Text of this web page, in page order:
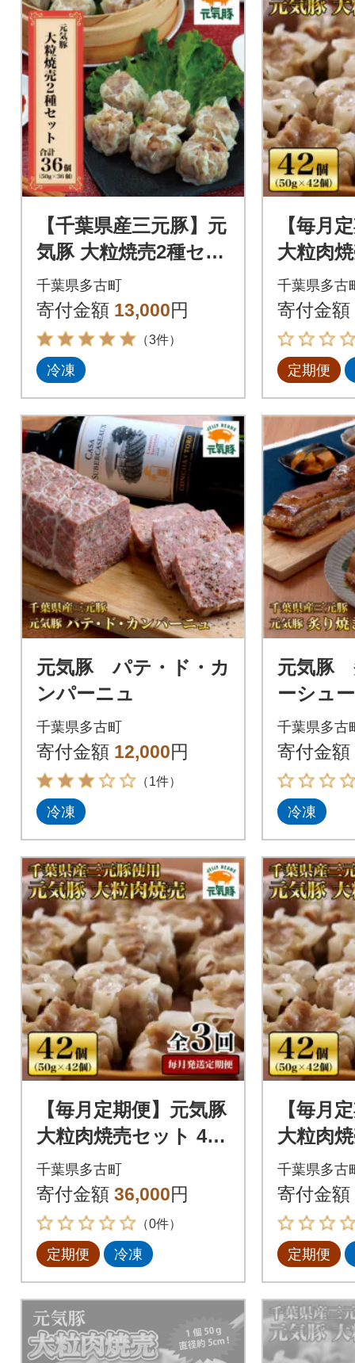
【千葉県産三元豚】元
気豚 大粒焼売2種セッ
ト(2種 合計36個入)
【シュウマイ】
千葉県多古町
寄付金額 13,000円
（3件）
冷凍
【毎月
大粒肉
個セッ
回
千葉県多古
寄付金額
定期便
元気豚 パテ・ド・カ
ンパーニュ
千葉県多古町
寄付金額 12,000円
（1件）
冷凍
元気豚
ーシュ
貫】
千葉県多古
寄付金額
冷凍
【毎月定期便】元気豚
大粒肉焼売セット 42
個セット(計2.1kg)全3
回
千葉県多古町
寄付金額 36,000円
（0件）
定期便 冷凍
【毎月
大粒肉
個セッ
回
千葉県多古
寄付金額
定期便